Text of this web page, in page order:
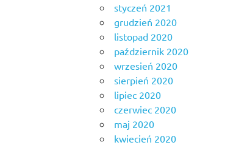
styczeń 2021
grudzień 2020
listopad 2020
październik 2020
wrzesień 2020
sierpień 2020
lipiec 2020
czerwiec 2020
maj 2020
kwiecień 2020